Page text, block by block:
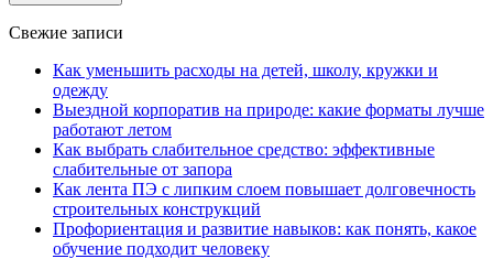
Свежие записи
Как уменьшить расходы на детей, школу, кружки и
одежду
Выездной корпоратив на природе: какие форматы лучше
работают летом
Как выбрать слабительное средство: эффективные
слабительные от запора
Как лента ПЭ с липким слоем повышает долговечность
строительных конструкций
Профориентация и развитие навыков: как понять, какое
обучение подходит человеку